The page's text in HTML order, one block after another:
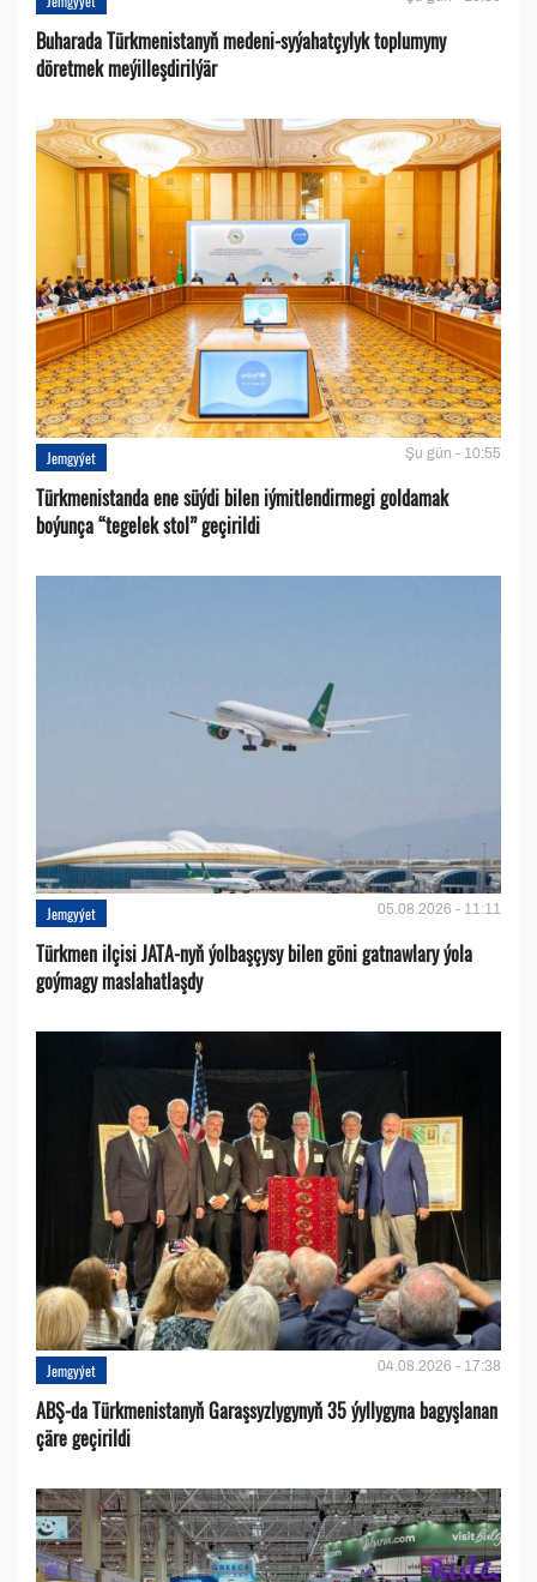
Buharada Türkmenistanyň medeni-syýahatçylyk toplumyny
döretmek meýilleşdirilýär
Jemgyýet Şu gün - 10:55
Türkmenistanda ene süýdi bilen iýmitlendirmegi goldamak
boýunça “tegelek stol” geçirildi
Jemgyýet 05.08.2026 - 11:11
Türkmen ilçisi JATA-nyň ýolbaşçysy bilen göni gatnawlary ýola
goýmagy maslahatlaşdy
Jemgyýet 04.08.2026 - 17:38
ABŞ-da Türkmenistanyň Garaşsyzlygynyň 35 ýyllygyna bagyşlanan
çäre geçirildi